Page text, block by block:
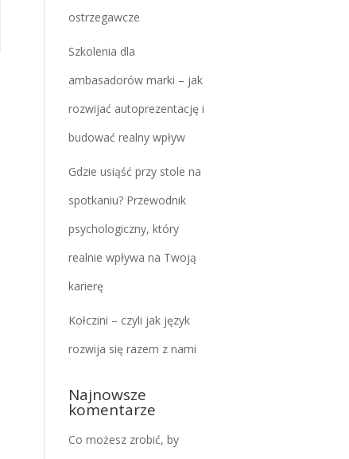
ostrzegawcze
Szkolenia dla
ambasadorów marki – jak
rozwijać autoprezentację i
budować realny wpływ
Gdzie usiąść przy stole na
spotkaniu? Przewodnik
psychologiczny, który
realnie wpływa na Twoją
karierę
Kołczini – czyli jak język
rozwija się razem z nami
Najnowsze
komentarze
Co możesz zrobić, by